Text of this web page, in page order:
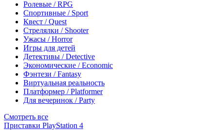
Ролевые / RPG
Спортивные / Sport
Квест / Quest
Стрелялки / Shooter
Ужасы / Horror
Игры для детей
Детективы / Detective
Экономические / Economic
Фэнтези / Fantasy
Виртуальная реальность
Платформер / Platformer
Для вечеринок / Party
Смотреть все
Приставки PlayStation 4